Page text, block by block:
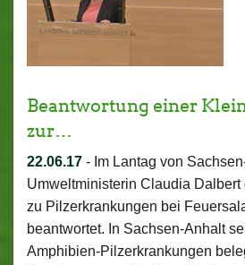
Beantwortung einer
zur…
22.06.17 - Im Lantag von
Umweltministerin Claudia
zu Pilzerkrankungen bei
beantwortet. In Sachsen-Anhalt
Amphibien-Pilzerkrankungen